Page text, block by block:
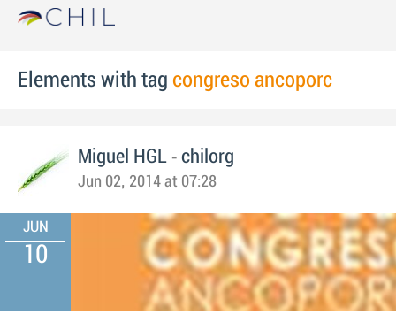
Elements with tag congreso ancoporc
Miguel HGL - chilorg
Jun 02, 2014 at 07:28
JUN
10